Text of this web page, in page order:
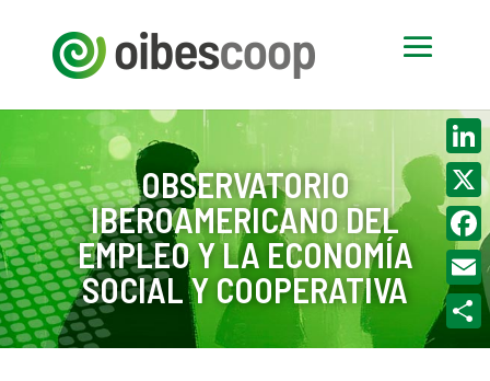
OBSERVATORIO
IBEROAMERICANO DEL
EMPLEO Y LA ECONOMÍA
SOCIAL Y COOPERATIVA
X
Email